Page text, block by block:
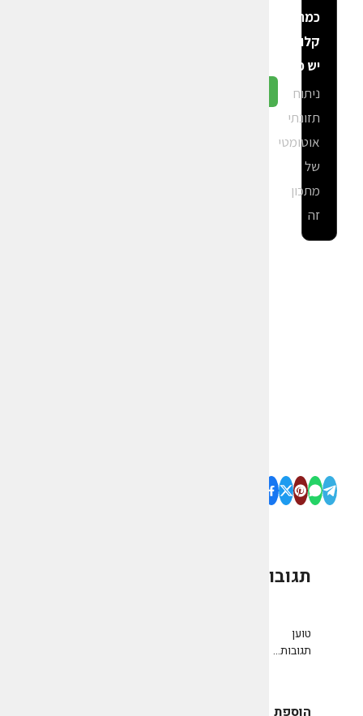
כמה
קלוריות
יש פה?
ניתוח
תזונתי
אוטומטי
של
מתכון
זה
תגובות
טוען
תגובות...
הוספת